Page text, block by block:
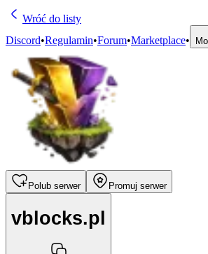
Wróć do listy
Discord•Regulamin•Forum•Marketplace•
Polub serwer Promuj serwer
vblocks.pl